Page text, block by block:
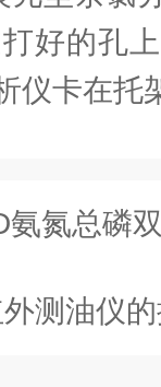
好的孔
仪卡在托
氮总磷双参
测油仪